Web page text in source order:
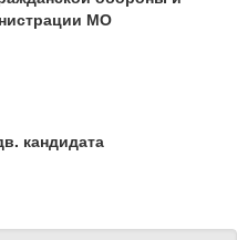
МО
кандидата